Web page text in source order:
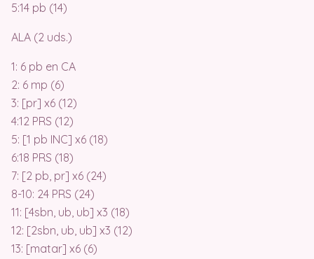
5:14 pb (14)
ALA (2 uds.)
1: 6 pb en CA
2: 6 mp (6)
3: [pr] x6 (12)
4:12 PRS (12)
5: [1 pb INC] x6 (18)
6:18 PRS (18)
7: [2 pb, pr] x6 (24)
8-10: 24 PRS (24)
11: [4sbn, ub, ub] x3 (18)
12: [2sbn, ub, ub] x3 (12)
13: [matar] x6 (6)